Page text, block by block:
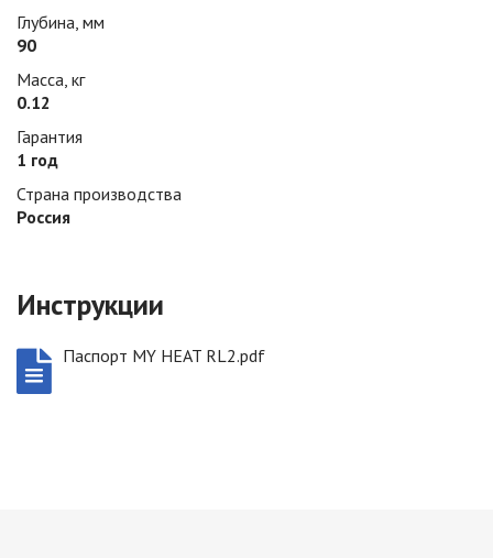
Глубина, мм
90
Масса, кг
0.12
Гарантия
1 год
Страна производства
Россия
Инструкции
Паспорт MY HEAT RL2.pdf